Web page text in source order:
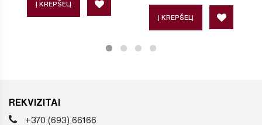
Į KREPŠELĮ
Į KREPŠELĮ
REKVIZITAI
+370 (693) 66166